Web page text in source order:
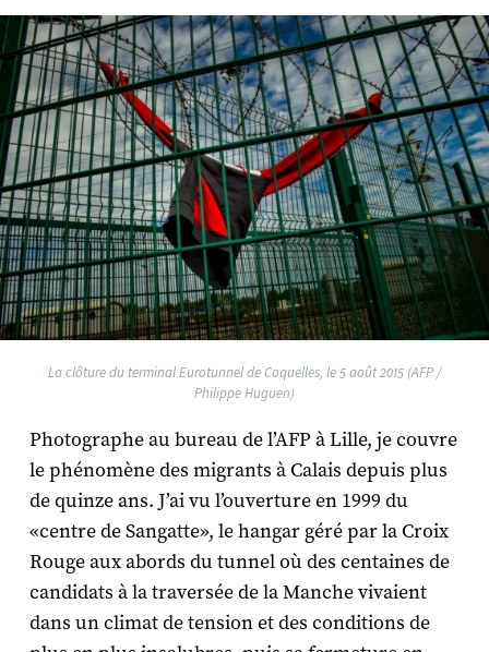
La clôture du terminal Eurotunnel de Coquelles, le 5 août 2015 (AFP /
Philippe Huguen)
Photographe au bureau de l’AFP à Lille, je couvre
le phénomène des migrants à Calais depuis plus
de quinze ans. J’ai vu l’ouverture en 1999 du
«centre de Sangatte», le hangar géré par la Croix
Rouge aux abords du tunnel où des centaines de
candidats à la traversée de la Manche vivaient
dans un climat de tension et des conditions de